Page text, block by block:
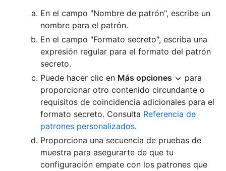
En el campo "Nombre de patrón", escribe un
nombre para el patrón.
En el campo "Formato secreto", escriba una
expresión regular para el formato del patrón
secreto.
Puede hacer clic en Más opciones
para
proporcionar otro contenido circundante o
requisitos de coincidencia adicionales para el
formato secreto. Consulta Referencia de
patrones personalizados.
Proporciona una secuencia de pruebas de
muestra para asegurarte de que tu
configuración empate con los patrones que